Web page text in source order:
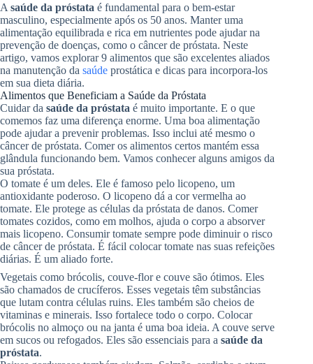
A saúde da próstata é fundamental para o bem-estar
masculino, especialmente após os 50 anos. Manter uma
alimentação equilibrada e rica em nutrientes pode ajudar na
prevenção de doenças, como o câncer de próstata. Neste
artigo, vamos explorar 9 alimentos que são excelentes aliados
na manutenção da saúde prostática e dicas para incorpora-los
em sua dieta diária.
Alimentos que Beneficiam a Saúde da Próstata
Cuidar da saúde da próstata é muito importante. E o que
comemos faz uma diferença enorme. Uma boa alimentação
pode ajudar a prevenir problemas. Isso inclui até mesmo o
câncer de próstata. Comer os alimentos certos mantém essa
glândula funcionando bem. Vamos conhecer alguns amigos da
sua próstata.
O tomate é um deles. Ele é famoso pelo licopeno, um
antioxidante poderoso. O licopeno dá a cor vermelha ao
tomate. Ele protege as células da próstata de danos. Comer
tomates cozidos, como em molhos, ajuda o corpo a absorver
mais licopeno. Consumir tomate sempre pode diminuir o risco
de câncer de próstata. É fácil colocar tomate nas suas refeições
diárias. É um aliado forte.
Vegetais como brócolis, couve-flor e couve são ótimos. Eles
são chamados de crucíferos. Esses vegetais têm substâncias
que lutam contra células ruins. Eles também são cheios de
vitaminas e minerais. Isso fortalece todo o corpo. Colocar
brócolis no almoço ou na janta é uma boa ideia. A couve serve
em sucos ou refogados. Eles são essenciais para a saúde da
próstata.